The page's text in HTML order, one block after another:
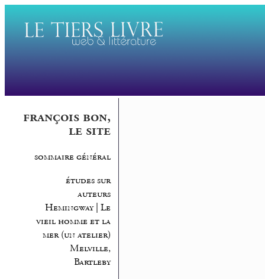
françois bon,
le site
sommaire général
études sur
auteurs
Hemingway | Le
vieil homme et la
mer (un atelier)
Melville,
Bartleby